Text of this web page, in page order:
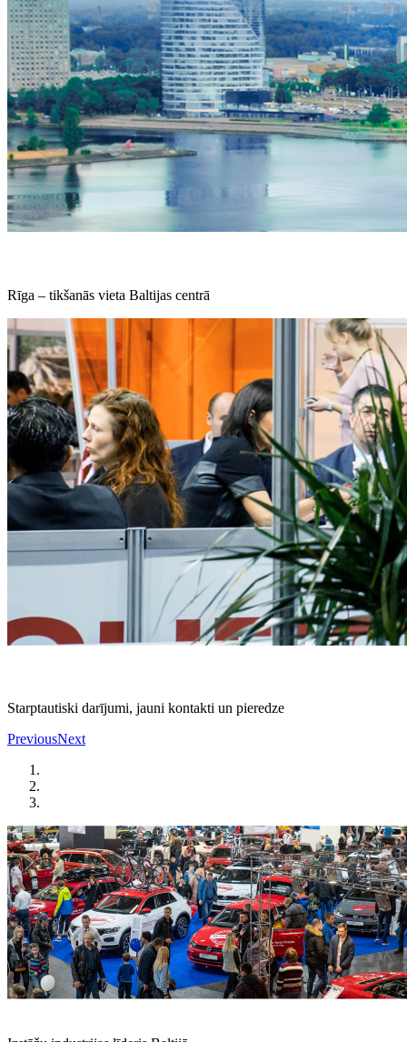
Rīga – tikšanās vieta Baltijas centrā
Starptautiski darījumi, jauni kontakti un pieredze
PreviousNext